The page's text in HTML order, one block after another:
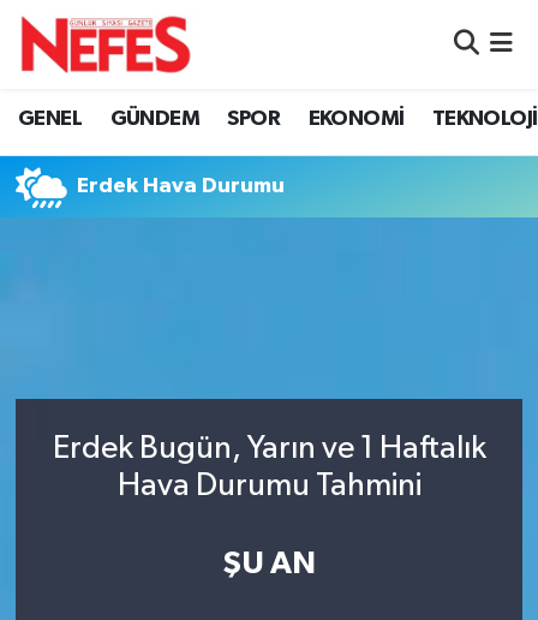
GENEL GÜNDEM SPOR EKONOMİ TEKNOLOJİ
Erdek Hava Durumu
Erdek Bugün, Yarın ve 1 Haftalık
Hava Durumu Tahmini
ŞU AN
Hava Durumu
Namaz Vakitleri
Tüm Manşetler
Son Dakika Haberleri